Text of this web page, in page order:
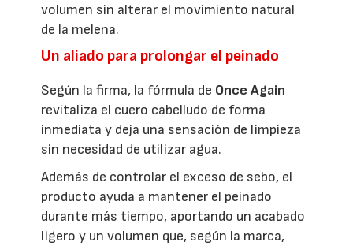
volumen sin alterar el movimiento natural
de la melena.
Un aliado para prolongar el peinado
Según la firma, la fórmula de Once Again
revitaliza el cuero cabelludo de forma
inmediata y deja una sensación de limpieza
sin necesidad de utilizar agua.
Además de controlar el exceso de sebo, el
producto ayuda a mantener el peinado
durante más tiempo, aportando un acabado
ligero y un volumen que, según la marca,